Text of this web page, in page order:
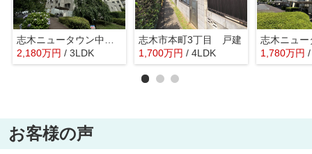
志木ニュータウン中央の森弐番街4号棟
2,180万円 / 3LDK
志木市本町3丁目 戸建
1,700万円 / 4LDK 1,780万円
お客様の声